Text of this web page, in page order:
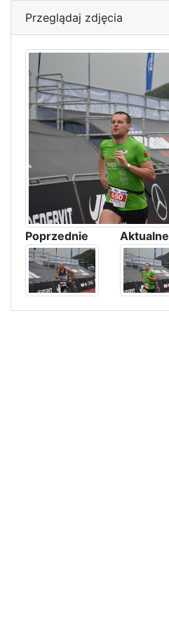
Przeglądaj zdjęcia
Poprzednie Aktualne